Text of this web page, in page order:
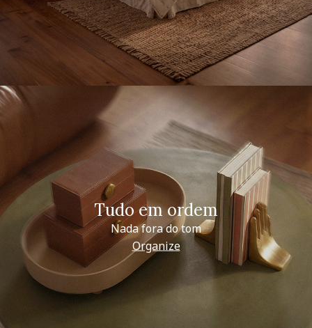
Tudo em ordem
Nada fora do tom
Organize